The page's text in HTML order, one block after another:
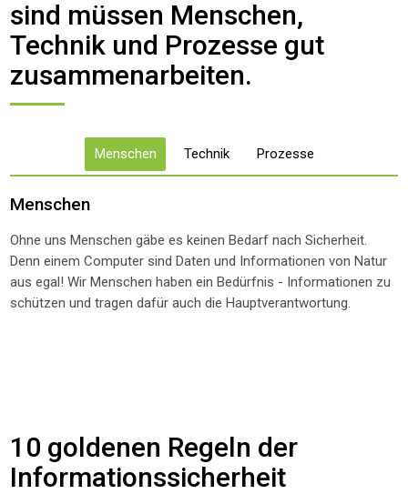
sind müssen Menschen,
Technik und Prozesse gut
zusammenarbeiten.
Menschen Technik Prozesse
Menschen
Ohne uns Menschen gäbe es keinen Bedarf nach Sicherheit.
Denn einem Computer sind Daten und Informationen von Natur
aus egal! Wir Menschen haben ein Bedürfnis - Informationen zu
schützen und tragen dafür auch die Hauptverantwortung.
10 goldenen Regeln der
Informationssicherheit